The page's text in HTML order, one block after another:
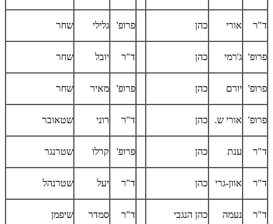
ד"ר אורי כהן פרופ' גלילי שחר
פרופ' ג'רמי כהן ד"ר יובל שחר
פרופ' יורם כהן פרופ' מאיר שחר
פרופ' אורי ש. כהן ד"ר רוני שטאובר
ד"ר ענת כהן פרופ' קרלו שטרנגר
ד"ר אוון-גרי כהן ד"ר יעל שטרנהל
ד"ר נעמה כהן הנגבי ד"ר סמדר שיפמן